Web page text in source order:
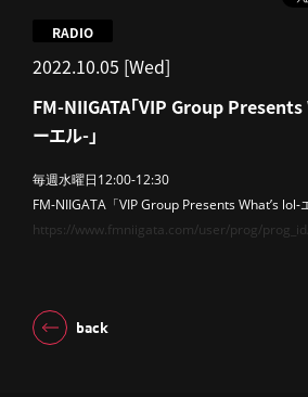
2022.10.05 [Wed]
RADIO
FM-NIIGATA「VIP Group
ーエル-」
毎週水曜日12:00-12:30
FM-NIIGATA「VIP Group Presents What’s lol-
https://www.fmniigata.com/user/prog/
back